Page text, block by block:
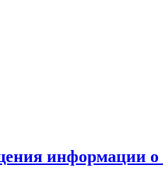
информации